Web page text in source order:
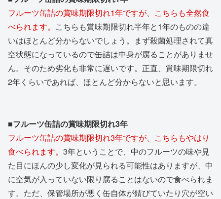
フルーツ缶詰の賞味期限切れ1年ですが、こちらも全然食
べられます。 こちらも賞味期限切れ半年と1年のものの違
いはほとんど分からないでしょう。まず殺菌処理されて真
空状態になっているので缶詰は中身が腐ることがありませ
ん。そのため劣化も非常に遅いです。正直、賞味期限切れ
2年くらいであれば、ほとんど分からないと思います。
■フルーツ缶詰の賞味期限切れ3年
フルーツ缶詰の賞味期限切れ3年ですが、こちらもやはり
食べられます。 3年ということで、中のフルーツの味や見
た目にほんの少し変化が見られる可能性はありますが、中
に空気が入っていない限り腐ることはないので食べられま
す。ただ、保管場所が悪く缶自体が錆びていたり穴が空い